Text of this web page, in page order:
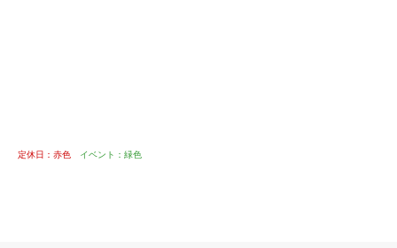
定休日：赤色 イベント：緑色